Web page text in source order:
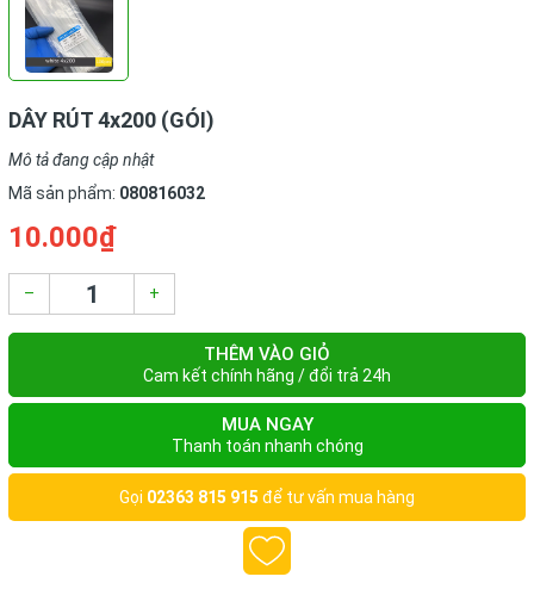
DÂY RÚT 4x200 (GÓI)
Mô tả đang cập nhật
Mã sản phẩm: 080816032
10.000₫
– +
THÊM VÀO GIỎ
Cam kết chính hãng / đổi trả 24h
MUA NGAY
Thanh toán nhanh chóng
Gọi 02363 815 915 để tư vấn mua hàng